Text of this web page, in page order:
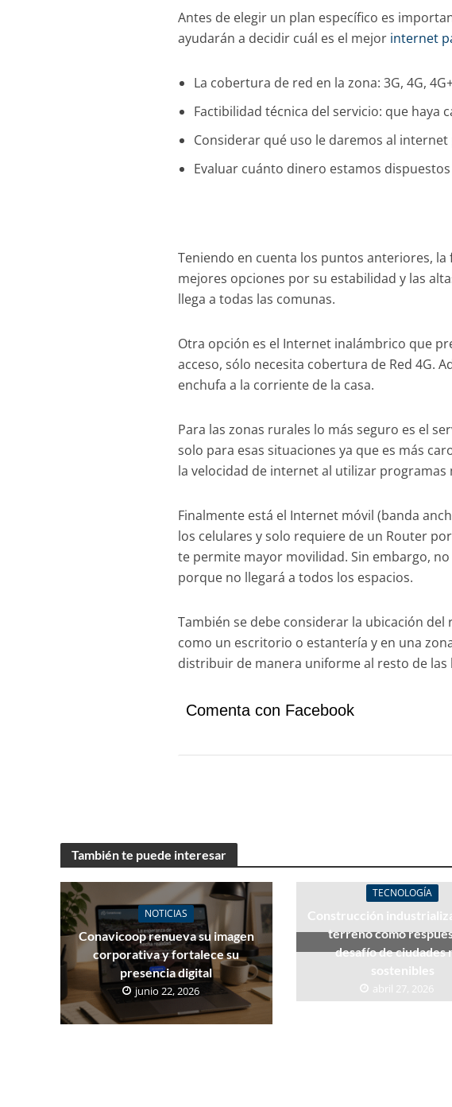
Antes de elegir un plan específico es
ayudarán a decidir cuál es el mejor internet
La cobertura de red en la zona: 3G, 4G,
Factibilidad técnica del servicio: que haya
Considerar qué uso le daremos al
Evaluar cuánto dinero estamos
Teniendo en cuenta los puntos anteriores,
mejores opciones por su estabilidad y las
llega a todas las comunas.
Otra opción es el Internet inalámbrico que
acceso, sólo necesita cobertura de Red 4G.
enchufa a la corriente de la casa.
Para las zonas rurales lo más seguro es el
solo para esas situaciones ya que es más
la velocidad de internet al utilizar programas
Finalmente está el Internet móvil (banda
los celulares y solo requiere de un Router
te permite mayor movilidad. Sin embargo,
porque no llegará a todos los espacios.
También se debe considerar la ubicación
como un escritorio o estantería y en una
distribuir de manera uniforme al resto de las
Comenta con Facebook
También te puede interesar
NOTICIAS
Conavicoop renueva su imagen
corporativa y fortalece su
presencia digital
junio 22, 2026
TECNOLOGÍA
Construcción
terreno como
desafío de ciudades
sostenibles
abril 27, 2026